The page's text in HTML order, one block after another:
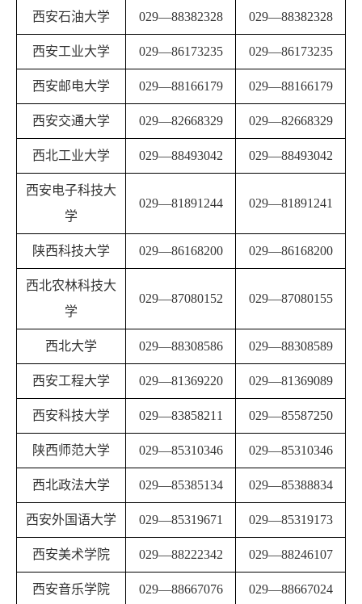
西安石油大学 029—88382328 029—88382328
西安工业大学 029—86173235 029—86173235
西安邮电大学 029—88166179 029—88166179
西安交通大学 029—82668329 029—82668329
西北工业大学 029—88493042 029—88493042
西安电子科技大
学
029—81891244 029—81891241
陕西科技大学 029—86168200 029—86168200
西北农林科技大
学
029—87080152 029—87080155
西北大学 029—88308586 029—88308589
西安工程大学 029—81369220 029—81369089
西安科技大学 029—83858211 029—85587250
陕西师范大学 029—85310346 029—85310346
西北政法大学 029—85385134 029—85388834
西安外国语大学 029—85319671 029—85319173
西安美术学院 029—88222342 029—88246107
西安音乐学院 029—88667076 029—88667024